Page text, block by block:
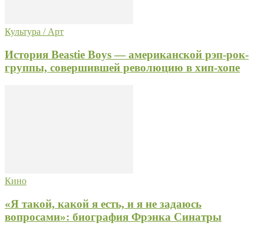
Культура / Арт
История Beastie Boys — американской рэп-рок-
группы, совершившей революцию в хип-хопе
Кино
«Я такой, какой я есть, и я не задаюсь
вопросами»: биография Фрэнка Синатры